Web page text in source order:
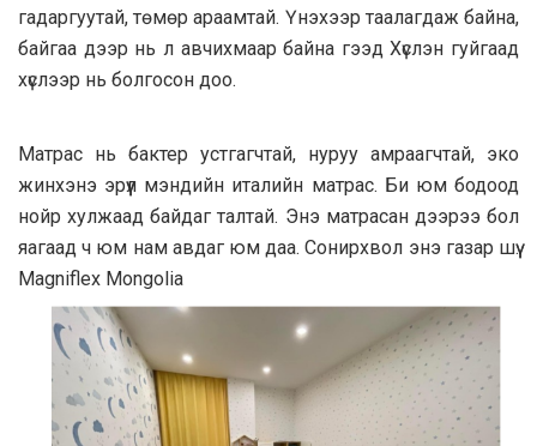
гадаргуутай, төмөр араамтай. Үнэхээр таалагдаж байна,
байгаа дээр нь л авчихмаар байна гээд Хүслэн гуйгаад
хүслээр нь болгосон доо.
Матрас нь бактер устгагчтай, нуруу амраагчтай, эко
жинхэнэ эрүүл мэндийн италийн матрас. Би юм бодоод
нойр хулжаад байдаг талтай. Энэ матрасан дээрээ бол
яагаад ч юм нам авдаг юм даа. Сонирхвол энэ газар шүү.
Magniflex Mongolia